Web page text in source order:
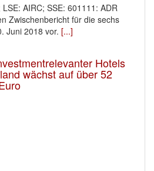
AIRC; SSE: 601111: ADR
Zwischenbericht für die sechs
Juni 2018 vor. [...]
Hotels
wächst auf über 52